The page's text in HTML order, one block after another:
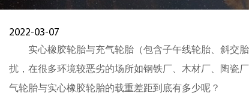
2022-03-07
实心橡胶轮胎与充气轮胎（包含子午线轮胎、斜交
扰，在很多环境较恶劣的场所如钢铁厂、木材厂、陶瓷
气轮胎与实心橡胶轮胎的载重差距到底有多少呢？